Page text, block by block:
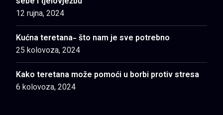
12 rujna, 2024
Kućna teretana- što nam je sve potrebno
25 kolovoza, 2024
Kako teretana može pomoći u borbi protiv stresa
6 kolovoza, 2024